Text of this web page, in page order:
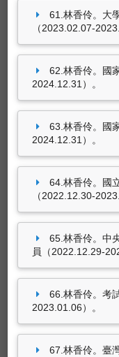
61.林香伶。大
（2023.02.07-
62.林香伶。國
2024.12.31）。
63.林香伶。國
2024.12.31）。
64.林香伶。國
（2022.12.30-
65.林香伶。中
員（2022.12.29-
66.林香伶。考
2023.01.06）。
67.林香伶。臺